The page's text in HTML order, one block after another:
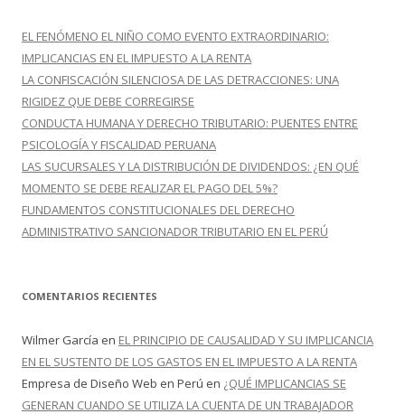
r
:
EL FENÓMENO EL NIÑO COMO EVENTO EXTRAORDINARIO:
IMPLICANCIAS EN EL IMPUESTO A LA RENTA
LA CONFISCACIÓN SILENCIOSA DE LAS DETRACCIONES: UNA
RIGIDEZ QUE DEBE CORREGIRSE
CONDUCTA HUMANA Y DERECHO TRIBUTARIO: PUENTES ENTRE
PSICOLOGÍA Y FISCALIDAD PERUANA
LAS SUCURSALES Y LA DISTRIBUCIÓN DE DIVIDENDOS: ¿EN QUÉ
MOMENTO SE DEBE REALIZAR EL PAGO DEL 5%?
FUNDAMENTOS CONSTITUCIONALES DEL DERECHO
ADMINISTRATIVO SANCIONADOR TRIBUTARIO EN EL PERÚ
COMENTARIOS RECIENTES
Wilmer García en EL PRINCIPIO DE CAUSALIDAD Y SU IMPLICANCIA
EN EL SUSTENTO DE LOS GASTOS EN EL IMPUESTO A LA RENTA
Empresa de Diseño Web en Perú en ¿QUÉ IMPLICANCIAS SE
GENERAN CUANDO SE UTILIZA LA CUENTA DE UN TRABAJADOR